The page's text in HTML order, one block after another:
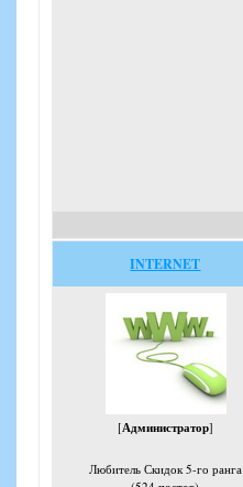
INTERNET
[Администратор]
Любитель Скидок 5-го ранга